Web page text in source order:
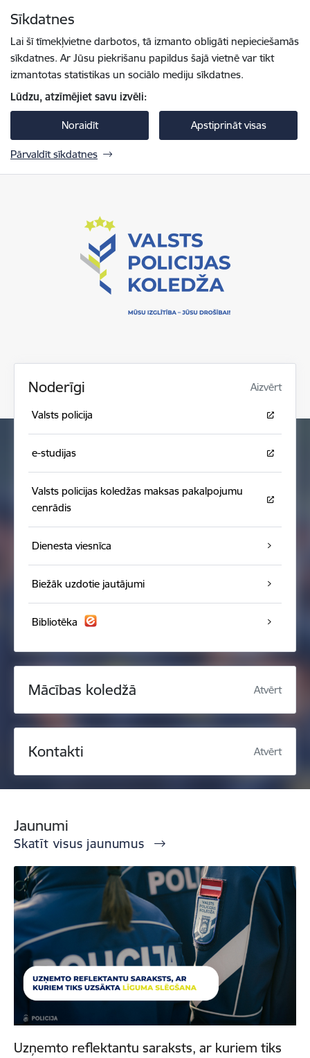
Sīkdatnes
Lai šī tīmekļvietne darbotos, tā izmanto obligāti nepieciešamās
sīkdatnes. Ar Jūsu piekrišanu papildus šajā vietnē var tikt
izmantotas statistikas un sociālo mediju sīkdatnes.
Lūdzu, atzīmējiet savu izvēli:
Noraidīt Apstiprināt visas
Pārvaldīt sīkdatnes
Noderīgi Aizvērt
Valsts policija
e-studijas
Valsts policijas koledžas maksas pakalpojumu
cenrādis
Dienesta viesnīca
Biežāk uzdotie jautājumi
Bibliotēka
Mācības koledžā Atvērt
Kontakti Atvērt
Jaunumi
Skatīt visus jaunumus
Uzņemto reflektantu saraksts, ar kuriem tiks